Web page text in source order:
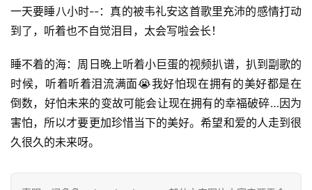
首
页
好
一天要睡八小时--：真的被韦礼安这首歌里充沛的感情打动
到了，听着也不自觉泪目，太会写啦会长！
睡不着的海：周日晚上听着小巨蛋的视频扒谱，扒到副歌的
时候，听着听着泪流满面😭我好怕现在拥有的美好都是在
倒数，好怕未来的变故可能会让现在拥有的幸福破碎…因为
害怕，所以才要更加珍惜当下的美好。希望和爱的人走到很
久很久的未来呀。